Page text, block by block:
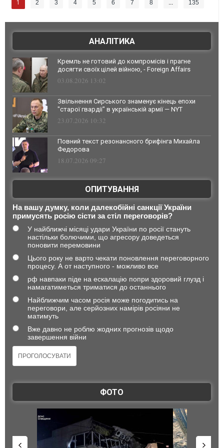
1 2 3 4 5 6 7 8 ... 135
АНАЛІТИКА
Кремль не готовий до компромісів і прагне
досягти своїх цілей війною, - Foreign Affairs
03.08.2026 13:02
Звільнення Сирського знаменує кінець епохи
"старої гвардії" в українській армії — NYT
23.07.2026 10:32
Повний текст резонансного брифінга Михайла
Федорова
18.07.2026 09:27
ОПИТУВАННЯ
На вашу думку, коли далекобійні санкції України
примусять росію сісти за стіл переговорів?
У найближчі місяці удари України по росії стануть
настільки болючими, що агресору доведеться
поновити перемовини
Цього року не варто чекати поновлення переговорного
процесу. А от наступного - можливо все
рф навпаки піде на ескалацію попри здоровий глузд і
намагатиметься триматися до останнього
Найближчим часом росія може погодитись на
переговори, але серйозних намірів росіяни не
матимуть
Вже давно не роблю жодних прогнозів щодо
завершення війни
ФОТО